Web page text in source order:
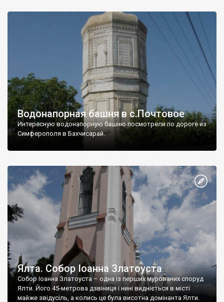
Водонапорная башня в с.Почтовое
Интересную водонапорную башню посмотрели по дороге из
Симферополя в Бахчисарай.
Ялта. Собор Іоанна Златоуста
Собор Іоанна Златоуста – одна із перших мурованих споруд
Ялти. Його 45-метрова дзвіниця і нині видніється в місті
майже звідусіль, а колись це була висотна домінанта Ялти.